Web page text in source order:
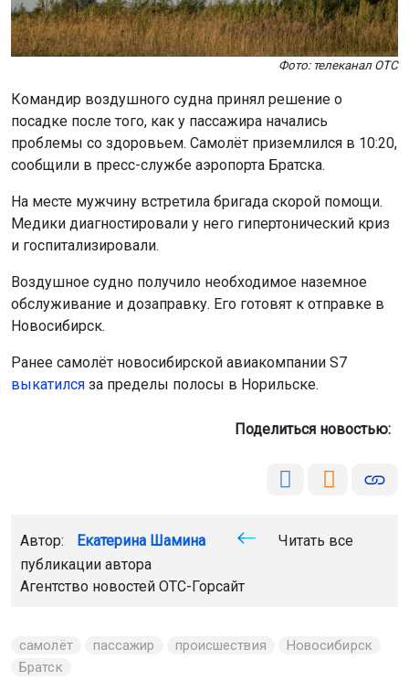
Фото: телеканал ОТС
Командир воздушного судна принял решение о
посадке после того, как у пассажира начались
проблемы со здоровьем. Самолёт приземлился в 10:20,
сообщили в пресс-службе аэропорта Братска.
На месте мужчину встретила бригада скорой помощи.
Медики диагностировали у него гипертонический криз
и госпитализировали.
Воздушное судно получило необходимое наземное
обслуживание и дозаправку. Его готовят к отправке в
Новосибирск.
Ранее самолёт новосибирской авиакомпании S7
выкатился за пределы полосы в Норильске.
Поделиться новостью:
Автор: Екатерина Шамина
Читать все
публикации автора
Агентство новостей ОТС-Горсайт
самолёт пассажир происшествия
Новосибирск
Братск